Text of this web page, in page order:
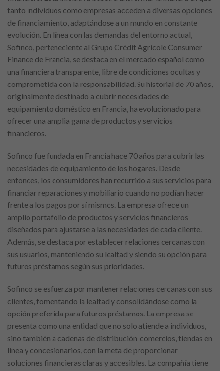
tanto individuos como empresas acceden a diversas opciones
de financiamiento, adaptándose a un mundo en constante
evolución. En línea con las demandas del entorno actual,
Sofinco, perteneciente al Grupo Crédit Agricole Consumer
Finance de Francia, se destaca en el mercado español como
una financiera transparente, libre de condiciones ocultas y
comprometida con la responsabilidad. Su historial de 70 años,
originalmente destinado a cubrir necesidades de
equipamiento doméstico en Francia, ha evolucionado para
ofrecer una amplia gama de productos y servicios
financieros.
Sofinco fue fundada en Francia hace 70 años para cubrir las
necesidades de equipamiento de los hogares. Desde
entonces, los consumidores han recurrido a sus servicios para
financiar reparaciones y mobiliario cuando no podían hacer
frente a los pagos por sí mismos. La empresa ofrece un
amplio portafolio de productos y servicios financieros
diseñados para ajustarse a las necesidades de cada cliente.
Además, se destaca por establecer relaciones cercanas con
sus usuarios, manteniendo su lealtad y siendo su opción para
futuros préstamos según sus prioridades.
Sofinco se esfuerza por mantener relaciones cercanas con sus
clientes, fomentando la lealtad y consolidándose como la
opción preferida para futuros préstamos. La empresa se
presenta como una entidad que no solo atiende a individuos,
sino también a cadenas de distribución, comercios, tiendas en
línea y concesionarios, con la meta de proporcionar
soluciones financieras claras y accesibles. La compañía tiene